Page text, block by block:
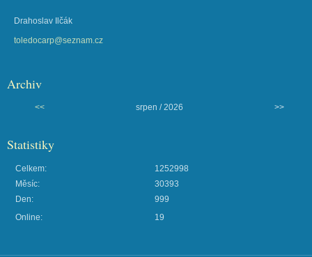
Drahoslav Ilčák
toledocarp@seznam.cz
Archiv
<< srpen / 2026 >>
Statistiky
Online: 19
Celkem:
1252998
Měsíc:
30393
Den:
999